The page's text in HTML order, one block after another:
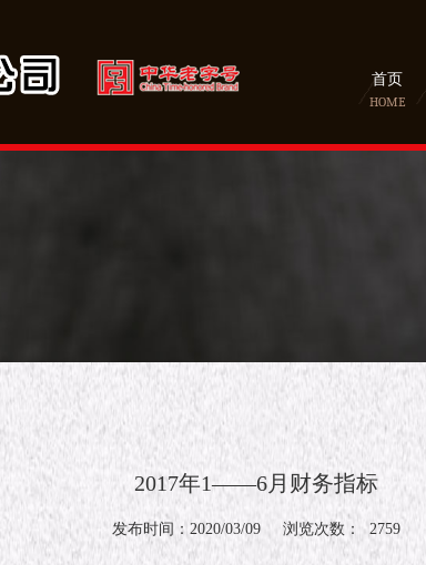
首页
HOME
2017年1——6月财务指标
发布时间：2020/03/09 浏览次数： 2759